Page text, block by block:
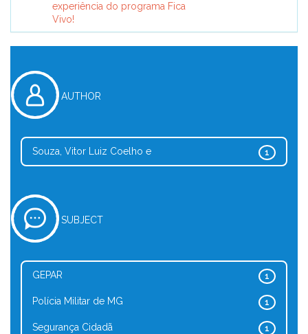
experiência do programa Fica
Vivo!
AUTHOR
1
Souza, Vitor Luiz Coelho e
SUBJECT
1
GEPAR
1
Polícia Militar de MG
1
Segurança Cidadã